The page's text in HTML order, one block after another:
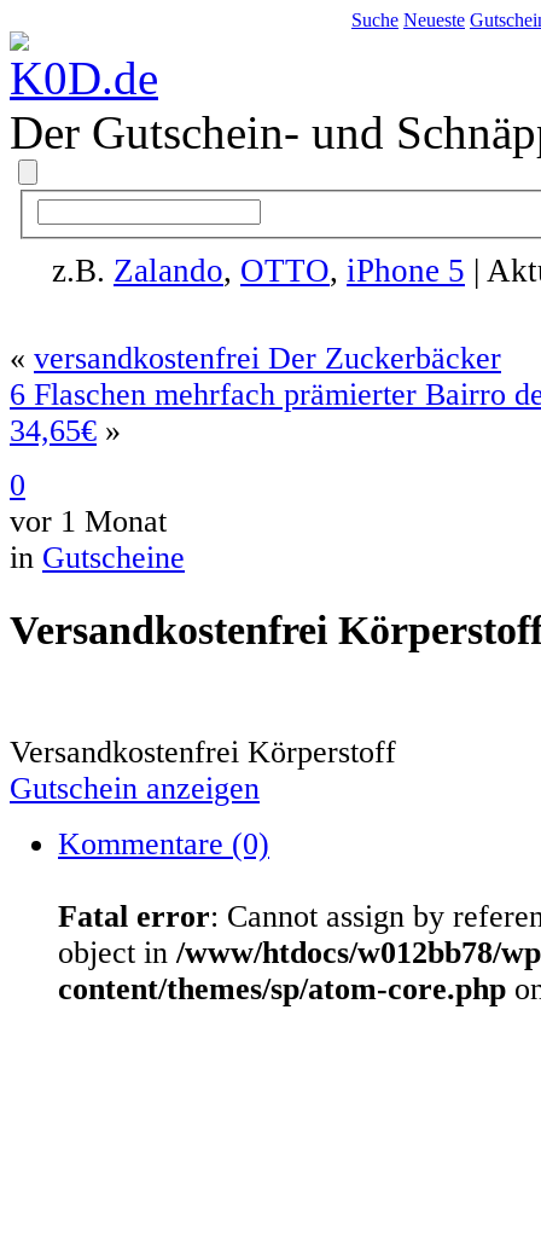
Suche Neueste
Der Gutschein- und
z.B. Zalando, OTTO, iPhone 5 |
« versandkostenfrei Der Zuckerbäcker
6 Flaschen mehrfach prämierter Bairro
34,65€ »
0
vor 1 Monat
in Gutscheine
Versandkostenfrei
Versandkostenfrei Körperstoff
Gutschein anzeigen
Kommentare (0)
Fatal error: Cannot assign by
object in /www/htdocs/w012bb78/
content/themes/sp/atom-core.php